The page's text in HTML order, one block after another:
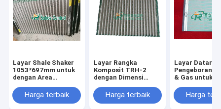
Layar Shale Shaker
1053*697mm untuk
dengan Area
Tinggi & Umur Kerja
Panjang
Harga terbaik
Layar Rangka
Komposit TRH-2
dengan Dimensi
Sistem Pemurnian
Lumpur PWP
Harga terbaik
Layar Datar
Pengeboran
& Gas untuk PWP
Mesh, API RP
Harga